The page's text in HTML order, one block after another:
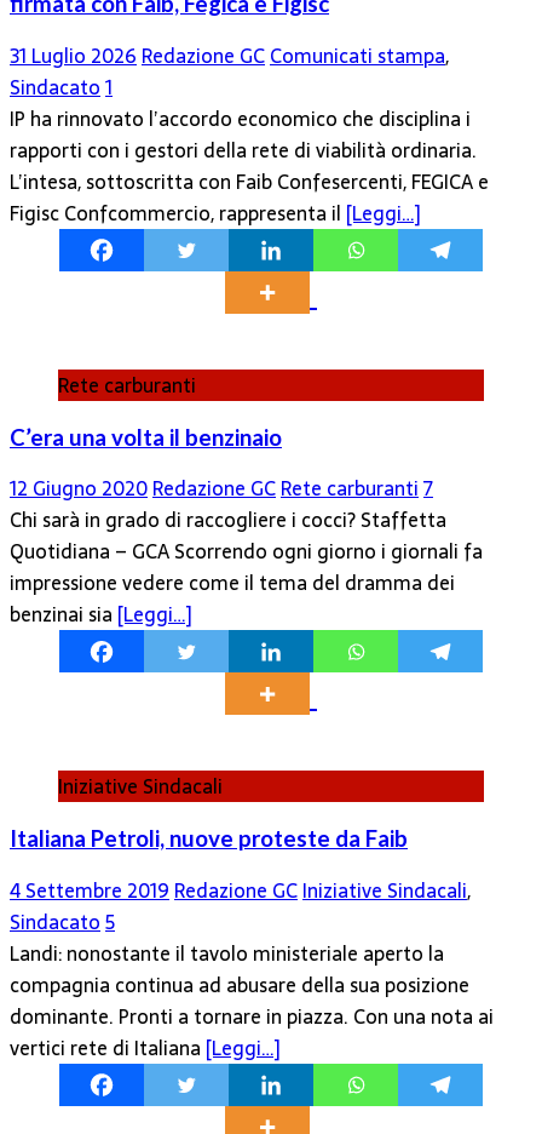
31 Luglio 2026 Redazione GCComunicati stampa,
Sindacato1
IP ha rinnovato l’accordo economico che disciplina i
rapporti con i gestori della rete di viabilità ordinaria.
L’intesa, sottoscritta con Faib Confesercenti, FEGICA e
Figisc Confcommercio, rappresenta il [Leggi…]
Rete carburanti
C’era una volta il benzinaio
12 Giugno 2020Redazione GCRete carburanti7
Chi sarà in grado di raccogliere i cocci? Staffetta
Quotidiana – GCA Scorrendo ogni giorno i giornali fa
impressione vedere come il tema del dramma dei
benzinai sia [Leggi…]
Iniziative Sindacali
Italiana Petroli, nuove proteste da Faib
4 Settembre 2019 Redazione GCIniziative Sindacali,
Sindacato5
Landi: nonostante il tavolo ministeriale aperto la
compagnia continua ad abusare della sua posizione
dominante. Pronti a tornare in piazza. Con una nota ai
vertici rete di Italiana [Leggi…]